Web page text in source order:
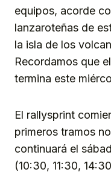
equipos, acorde
lanzaroteñas de
la isla de los
Recordamos que
termina este
El rallysprint
primeros tramos
continuará el
(10:30, 11:30,